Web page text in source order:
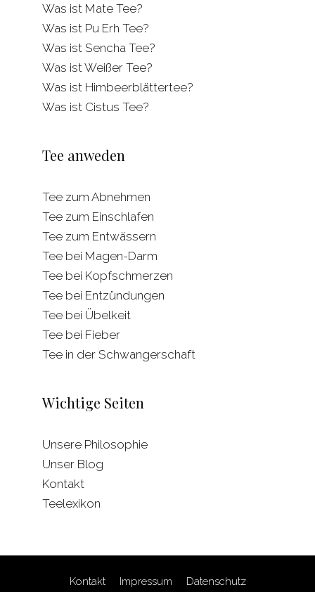
Was ist Mate Tee?
Was ist Pu Erh Tee?
Was ist Sencha Tee?
Was ist Weißer Tee?
Was ist Himbeerblättertee?
Was ist Cistus Tee?
Tee anweden
Tee zum Abnehmen
Tee zum Einschlafen
Tee zum Entwässern
Tee bei Magen-Darm
Tee bei Kopfschmerzen
Tee bei Entzündungen
Tee bei Übelkeit
Tee bei Fieber
Tee in der Schwangerschaft
Wichtige Seiten
Unsere Philosophie
Unser Blog
Kontakt
Teelexikon
Kontakt Impressum Datenschutz